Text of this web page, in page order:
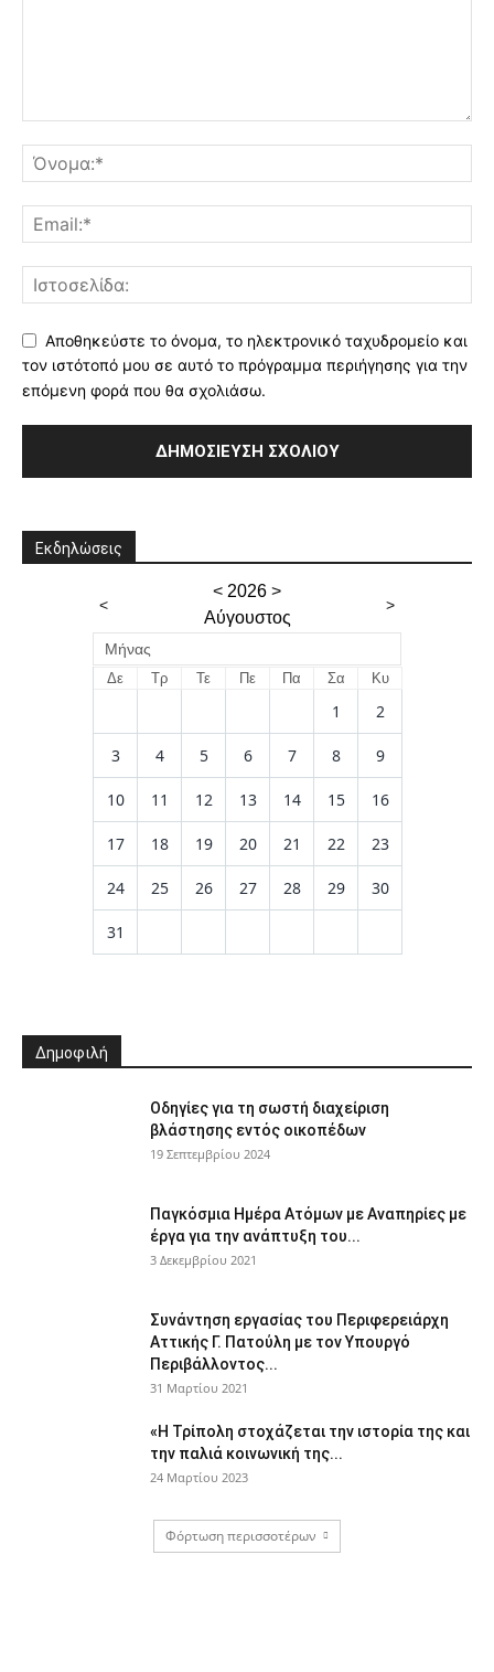
Αποθηκεύστε το όνομα, το ηλεκτρονικό ταχυδρομείο και
τον ιστότοπό μου σε αυτό το πρόγραμμα περιήγησης για την
επόμενη φορά που θα σχολιάσω.
Εκδηλώσεις
<
< 2026 >
Αύγουστος
>
Μήνας
Δε Τρ Τε Πε Πα Σα Κυ
1 2
3 4 5 6 7 8 9
10 11 12 13 14 15 16
17 18 19 20 21 22 23
24 25 26 27 28 29 30
31
Δημοφιλή
Οδηγίες για τη σωστή διαχείριση
βλάστησης εντός οικοπέδων
19 Σεπτεμβρίου 2024
Παγκόσμια Ημέρα Ατόμων με Αναπηρίες με
έργα για την ανάπτυξη του...
3 Δεκεμβρίου 2021
Συνάντηση εργασίας του Περιφερειάρχη
Αττικής Γ. Πατούλη με τον Υπουργό
Περιβάλλοντος...
31 Μαρτίου 2021
«Η Τρίπολη στοχάζεται την ιστορία της και
την παλιά κοινωνική της...
24 Μαρτίου 2023
Φόρτωση περισσοτέρων